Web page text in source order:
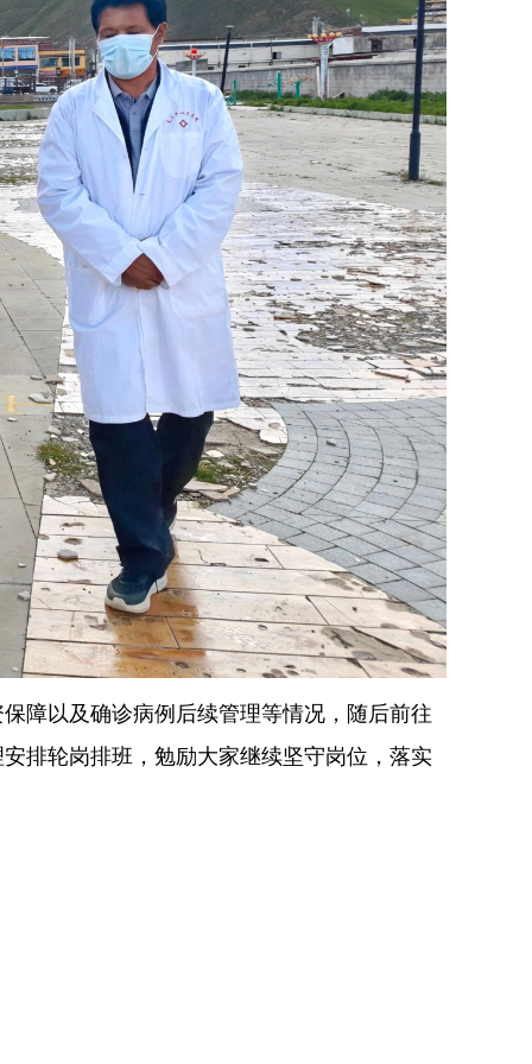
障以及确诊病例后续管理等情况，随后前往
排轮岗排班，勉励大家继续坚守岗位，落实